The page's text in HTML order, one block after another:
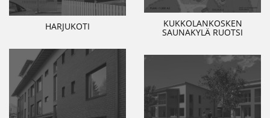
KUKKOLANKOSKEN
SAUNAKYLÄ RUOTSI
HARJUKOTI